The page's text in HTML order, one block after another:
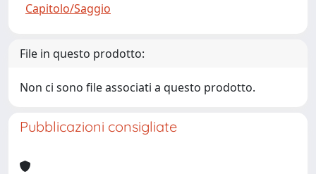
Capitolo/Saggio
File in questo prodotto:
Non ci sono file associati a questo prodotto.
Pubblicazioni consigliate